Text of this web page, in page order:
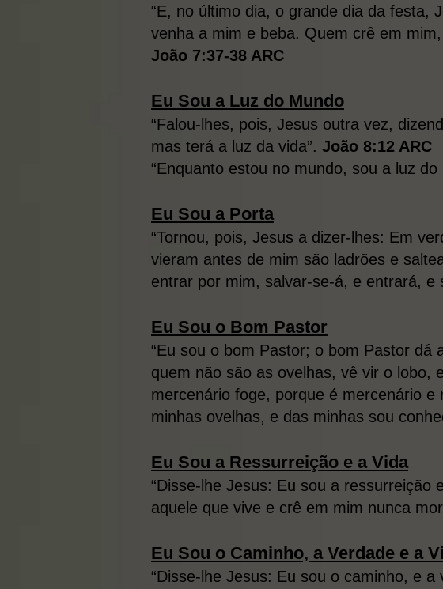
“E, no último dia, o grande dia da festa,
venha a mim e beba. Quem crê em
João 7:37-38 ARC
Eu Sou a Luz do Mundo
“Falou-lhes, pois, Jesus outra vez,
mas terá a luz da vida”. João 8:12 ARC
“Enquanto estou no mundo, sou a luz do
Eu Sou a Porta
“Tornou, pois, Jesus a dizer-lhes: Em
vieram antes de mim são ladrões e
entrar por mim, salvar-se-á, e entrará, e
Eu Sou o Bom Pastor
“Eu sou o bom Pastor; o bom Pastor
quem não são as ovelhas, vê vir o lobo,
mercenário foge, porque é mercenário
minhas ovelhas, e das minhas sou
Eu Sou a Ressurreição e a Vida
“Disse-lhe Jesus: Eu sou a
aquele que vive e crê em mim nunca
Eu Sou o Caminho, a Verdade e a
“Disse-lhe Jesus: Eu sou o caminho, e